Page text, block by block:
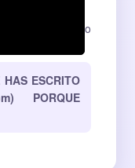
no
ESCRITO
PORQUE